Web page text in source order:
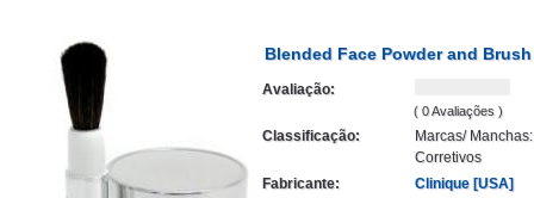
Blended Face Powder and Brush
Avaliação:
( 0 Avaliações )
Classificação:
Marcas/ Manchas:
Corretivos
Fabricante:
Clinique [USA]